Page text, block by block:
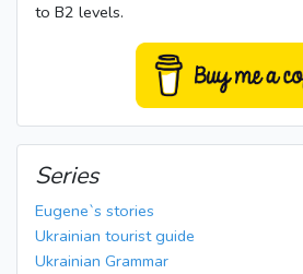
to B2 levels.
Series
Eugene`s stories
Ukrainian tourist guide
Ukrainian Grammar